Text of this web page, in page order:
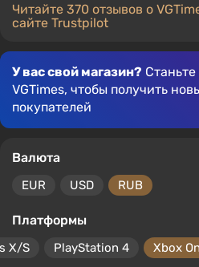
Читайте 370 отзывов о
сайте Trustpilot
У вас свой магазин?
VGTimes, чтобы получить
покупателей
Валюта
EUR USD RUB
Платформы
X/S PlayStation 4 Xbox